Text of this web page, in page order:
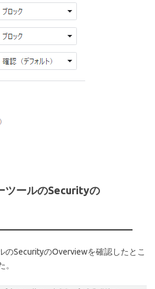
ツールのSecurityの
のSecurityのOverviewを確認したとこ
。